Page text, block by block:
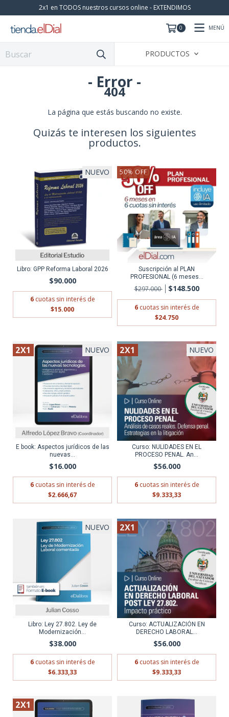
2x1 en TODOS nuestros cursos online - EXTENDIMOS
0 MENÚ
PRODUCTOS
- Error -
404
La página que estás buscando no existe.
Quizás te interesen los siguientes
productos.
NUEVO
Libro: GPP Reforma Laboral 2026
$90.000
6 cuotas sin interés de
$15.000
50% OFF
Suscripción al PLAN
PROFESIONAL (6 meses...
$297.000 $148.500
6 cuotas sin interés de
$24.750
2X1 NUEVO
E book: Aspectos jurídicos de las
nuevas...
$16.000
6 cuotas sin interés de
$2.666,67
2X1 NUEVO
Curso: NULIDADES EN EL
PROCESO PENAL. An...
$56.000
6 cuotas sin interés de
$9.333,33
NUEVO
Libro: Ley 27.802. Ley de
Modernización...
$38.000
6 cuotas sin interés de
$6.333,33
2X1
Curso: ACTUALIZACIÓN EN
DERECHO LABORAL...
$56.000
6 cuotas sin interés de
$9.333,33
2X1 ENVÍO GRATIS